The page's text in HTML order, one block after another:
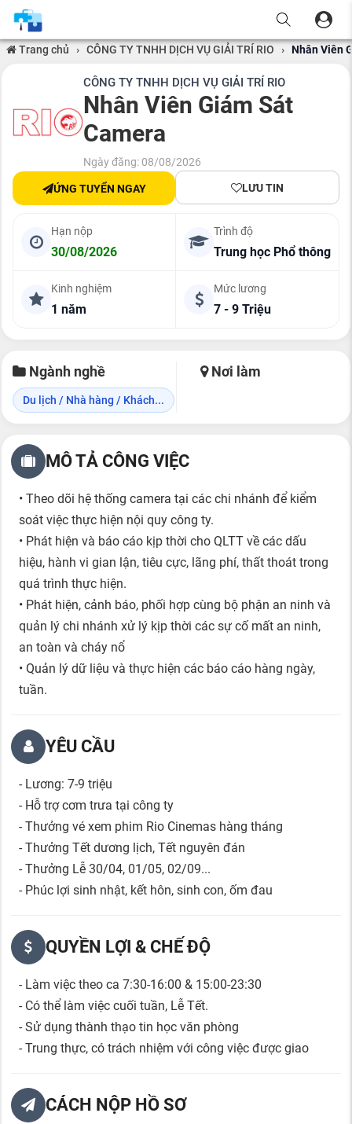
Trang chủ › CÔNG TY TNHH DỊCH VỤ GIẢI TRÍ RIO › Nhân Viên
CÔNG TY TNHH DỊCH VỤ GIẢI TRÍ RIO
Nhân Viên Giám Sát
Camera
Ngày đăng: 08/08/2026
ỨNG TUYỂN NGAY LƯU TIN
Hạn nộp
30/08/2026
Trình độ
Trung học Phổ thông
Kinh nghiệm
1 năm
Mức lương
7 - 9 Triệu
Ngành nghề
Du lịch / Nhà hàng / Khách...
Nơi làm
MÔ TẢ CÔNG VIỆC
• Theo dõi hệ thống camera tại các chi nhánh để kiểm
soát việc thực hiện nội quy công ty.
• Phát hiện và báo cáo kịp thời cho QLTT về các dấu
hiệu, hành vi gian lận, tiêu cực, lãng phí, thất thoát trong
quá trình thực hiện.
• Phát hiện, cảnh báo, phối hợp cùng bộ phận an ninh và
quản lý chi nhánh xử lý kịp thời các sự cố mất an ninh,
an toàn và cháy nổ
• Quản lý dữ liệu và thực hiện các báo cáo hàng ngày,
tuần.
YÊU CẦU
- Lương: 7-9 triệu
- Hỗ trợ cơm trưa tại công ty
- Thưởng vé xem phim Rio Cinemas hàng tháng
- Thưởng Tết dương lịch, Tết nguyên đán
- Thưởng Lễ 30/04, 01/05, 02/09...
- Phúc lợi sinh nhật, kết hôn, sinh con, ốm đau
QUYỀN LỢI & CHẾ ĐỘ
- Làm việc theo ca 7:30-16:00 & 15:00-23:30
- Có thể làm việc cuối tuần, Lễ Tết.
- Sử dụng thành thạo tin học văn phòng
- Trung thực, có trách nhiệm với công việc được giao
CÁCH NỘP HỒ SƠ